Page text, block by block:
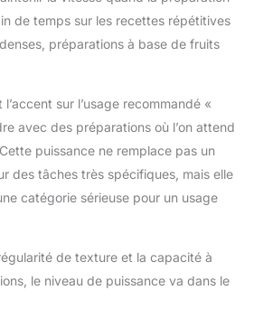
pour adapter l'intensité
du mixage à vos
préparations [JUG
mixeur électrique est
conçu pour résister à
différentes
températures, vous
aurez donc un allié
fidèle pour réaliser
ou froides
de temps sur les recettes répétitives
préparations à base de fruits
sur l’usage recommandé «
avec des préparations où l’on attend
puissance ne remplace pas un
des tâches très spécifiques, mais elle
catégorie sérieuse pour un usage
de texture et la capacité à
le niveau de puissance va dans le